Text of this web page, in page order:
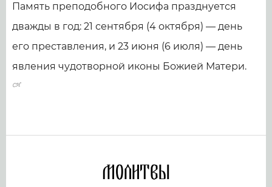
Память преподобного Иосифа празднуется
дважды в год: 21 сентября (4 октября) — день
его преставления, и 23 июня (6 июля) — день
явления чудотворной иконы Божией Матери.
Молитвы